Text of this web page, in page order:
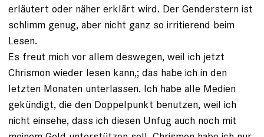
erläutert oder näher erklärt wird. Der Genderstern ist
schlimm genug, aber nicht ganz so irritierend beim
Lesen.
Es freut mich vor allem deswegen, weil ich jetzt
Chrismon wieder lesen kann,; das habe ich in den
letzten Monaten unterlassen. Ich habe alle Medien
gekündigt, die den Doppelpunkt benutzen, weil ich
nicht einsehe, dass ich diesen Unfug auch noch mit